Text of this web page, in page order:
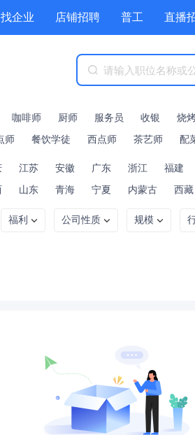
找企业 店铺招聘 普工 直播
商城 附近职位 工
咖啡师 厨师 服务员 收银 烧
师 餐饮学徒 西点师 茶艺师 配
江苏 安徽 广东 浙江 福建
山东 青海 宁夏 内蒙古 西藏
福利 公司性质 规模